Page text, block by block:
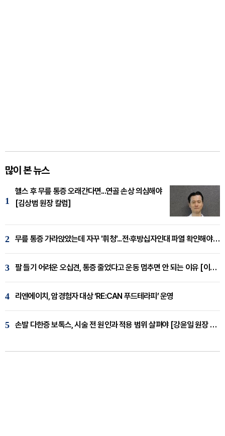
많이 본 뉴스
1
헬스 후 무릎 통증 오래간다면...연골 손상 의심해야
[김상범 원장 칼럼]
2 무릎 통증 가라앉았는데 자꾸 '휘청'...전·후방십자인대 파열 확인해야 [곽우경 원장 칼럼]
3 팔 들기 어려운 오십견, 통증 줄었다고 운동 멈추면 안 되는 이유 [이병욱 원장 칼럼]
4 리엔에이치, 암경험자 대상 ‘RE:CAN 푸드테라피’ 운영
5 손발 다한증 보톡스, 시술 전 원인과 적용 범위 살펴야 [강윤일 원장 칼럼]